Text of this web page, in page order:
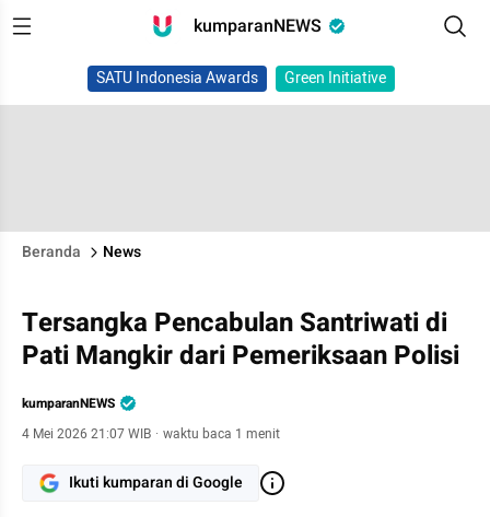
kumparanNEWS
SATU Indonesia Awards Green Initiative
Beranda News
Tersangka Pencabulan Santriwati di
Pati Mangkir dari Pemeriksaan Polisi
kumparanNEWS
4 Mei 2026 21:07 WIB · waktu baca 1 menit
Ikuti kumparan di Google